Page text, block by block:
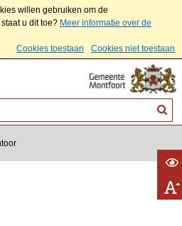
willen gebruiken om de
u dit toe? Meer informatie over de
Cookies toestaan
Cookies niet toestaan